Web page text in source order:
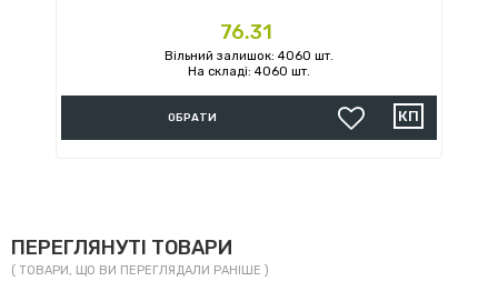
Ціна
76.31
Вільний залишок: 4060 шт.
На складі: 4060 шт.
ОБРАТИ
ПЕРЕГЛЯНУТІ ТОВАРИ
( ТОВАРИ, ЩО ВИ ПЕРЕГЛЯДАЛИ РАНІШЕ )